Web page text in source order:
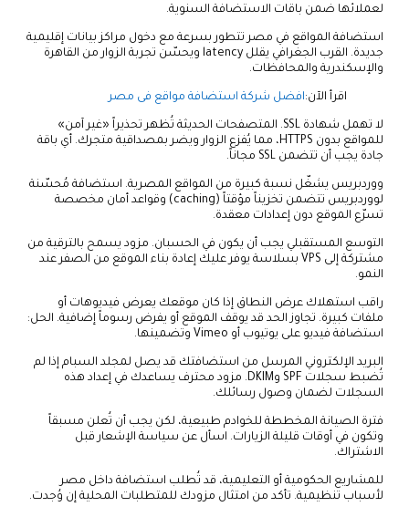
لعملائها ضمن باقات الاستضافة السنوية.
استضافة المواقع في مصر تتطور بسرعة مع دخول مراكز بيانات إقليمية
جديدة. القرب الجغرافي يقلل latency ويحسّن تجربة الزوار من القاهرة
والإسكندرية والمحافظات.
اقرأ الآن:افضل شركة استضافة مواقع فى مصر
لا تهمل شهادة SSL. المتصفحات الحديثة تُظهر تحذيراً «غير آمن»
للمواقع بدون HTTPS، مما يُفزع الزوار ويضر بمصداقية متجرك. أي باقة
جادة يجب أن تتضمن SSL مجاناً.
ووردبريس يشغّل نسبة كبيرة من المواقع المصرية. استضافة مُحسّنة
لووردبريس تتضمن تخزيناً مؤقتاً (caching) وقواعد أمان مخصصة
تسرّع الموقع دون إعدادات معقدة.
التوسع المستقبلي يجب أن يكون في الحسبان. مزود يسمح بالترقية من
مشتركة إلى VPS بسلاسة يوفر عليك إعادة بناء الموقع من الصفر عند
النمو.
راقب استهلاك عرض النطاق إذا كان موقعك يعرض فيديوهات أو
ملفات كبيرة. تجاوز الحد قد يوقف الموقع أو يفرض رسوماً إضافية. الحل:
استضافة فيديو على يوتيوب أو Vimeo وتضمينها.
البريد الإلكتروني المرسل من استضافتك قد يصل لمجلد السبام إذا لم
تُضبط سجلات SPF وDKIM. مزود محترف يساعدك في إعداد هذه
السجلات لضمان وصول رسائلك.
فترة الصيانة المخططة للخوادم طبيعية، لكن يجب أن تُعلن مسبقاً
وتكون في أوقات قليلة الزيارات. اسأل عن سياسة الإشعار قبل
الاشتراك.
للمشاريع الحكومية أو التعليمية، قد تُطلب استضافة داخل مصر
لأسباب تنظيمية. تأكد من امتثال مزودك للمتطلبات المحلية إن وُجدت.